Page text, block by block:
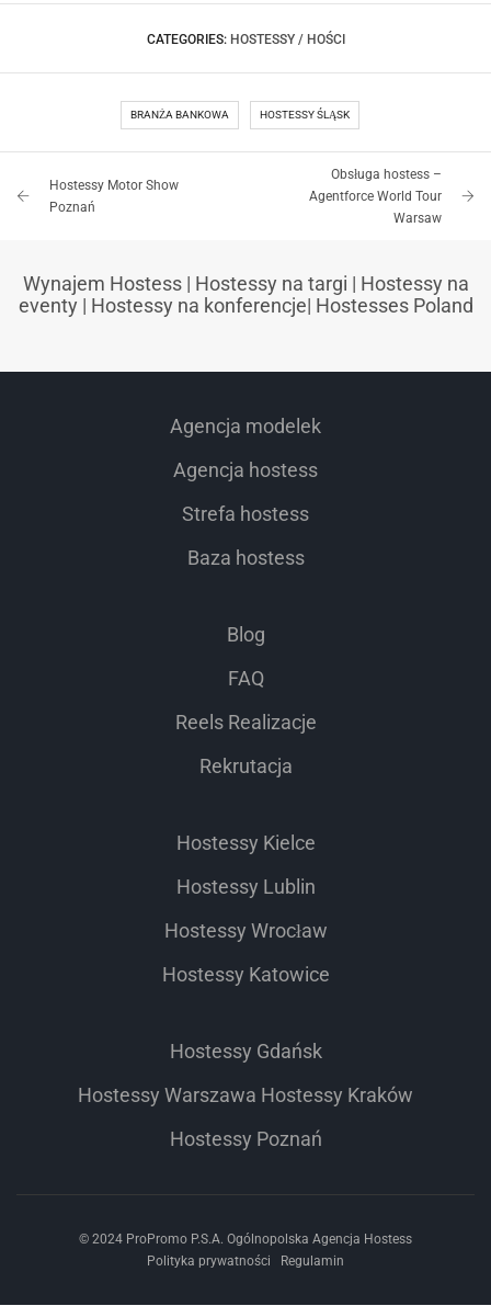
CATEGORIES: HOSTESSY / HOŚCI
BRANŻA BANKOWA HOSTESSY ŚLĄSK
Hostessy Motor Show
Poznań
Obsługa hostess –
Agentforce World Tour
Warsaw
Wynajem Hostess| Hostessy na targi | Hostessy na
eventy | Hostessy na konferencje| Hostesses Poland
Agencja modelek
Agencja hostess
Strefa hostess
Baza hostess
Blog
FAQ
Reels Realizacje
Rekrutacja
Hostessy Kielce
Hostessy Lublin
Hostessy Wrocław
Hostessy Katowice
Hostessy Gdańsk
Hostessy Warszawa Hostessy Kraków
Hostessy Poznań
© 2024 ProPromo P.S.A. Ogólnopolska Agencja Hostess
Polityka prywatności
Regulamin